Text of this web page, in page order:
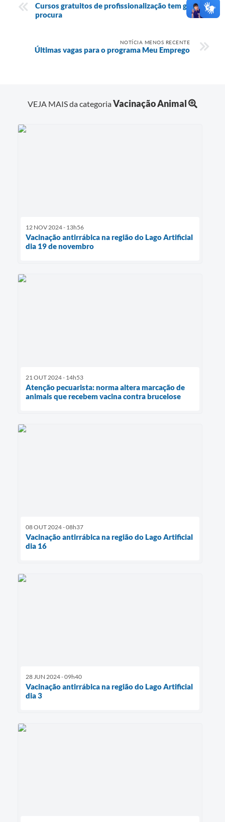
Cursos gratuitos de profissionalização tem grande
procura
NOTÍCIA MENOS RECENTE
Últimas vagas para o programa Meu Emprego
VEJA MAIS da categoriaVacinação Animal
12 NOV 2024 - 13h56
Vacinação antirrábica na região do Lago Artificial
dia 19 de novembro
21 OUT 2024 - 14h53
Atenção pecuarista: norma altera marcação de
animais que recebem vacina contra brucelose
08 OUT 2024 - 08h37
Vacinação antirrábica na região do Lago Artificial
dia 16
28 JUN 2024 - 09h40
Vacinação antirrábica na região do Lago Artificial
dia 3